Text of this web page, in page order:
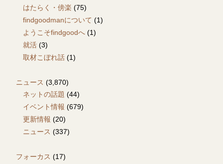
はたらく・傍楽 (75)
findgoodmanについて (1)
ようこそfindgoodへ (1)
就活 (3)
取材こぼれ話 (1)
ニュース (3,870)
ネットの話題 (44)
イベント情報 (679)
更新情報 (20)
ニュース (337)
フォーカス (17)